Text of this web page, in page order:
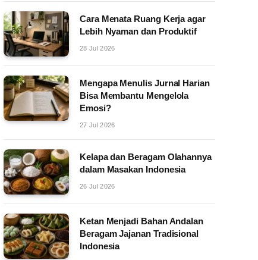
Cara Menata Ruang Kerja agar
Lebih Nyaman dan Produktif
28 Jul 2026
Mengapa Menulis Jurnal Harian
Bisa Membantu Mengelola
Emosi?
27 Jul 2026
Kelapa dan Beragam Olahannya
dalam Masakan Indonesia
26 Jul 2026
Ketan Menjadi Bahan Andalan
Beragam Jajanan Tradisional
Indonesia